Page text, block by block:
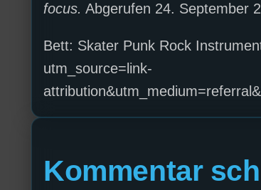
focus. Abgerufen 24. September
Bett: Skater Punk Rock
utm_source=link-
Kommentar